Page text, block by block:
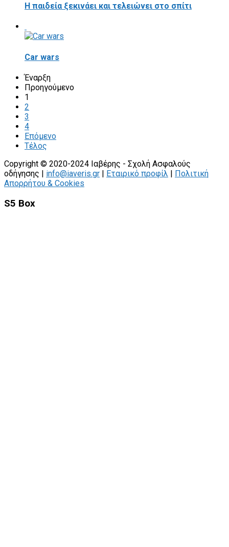
Η παιδεία ξεκινάει και τελειώνει στο σπίτι
Car wars
Έναρξη
Προηγούμενο
1
2
3
4
Επόμενο
Τέλος
Copyright © 2020-2024 Ιαβέρης - Σχολή Ασφαλούς
οδήγησης | info@iaveris.gr | Εταιρικό προφίλ | Πολιτική
Απορρήτου & Cookies
S5 Box